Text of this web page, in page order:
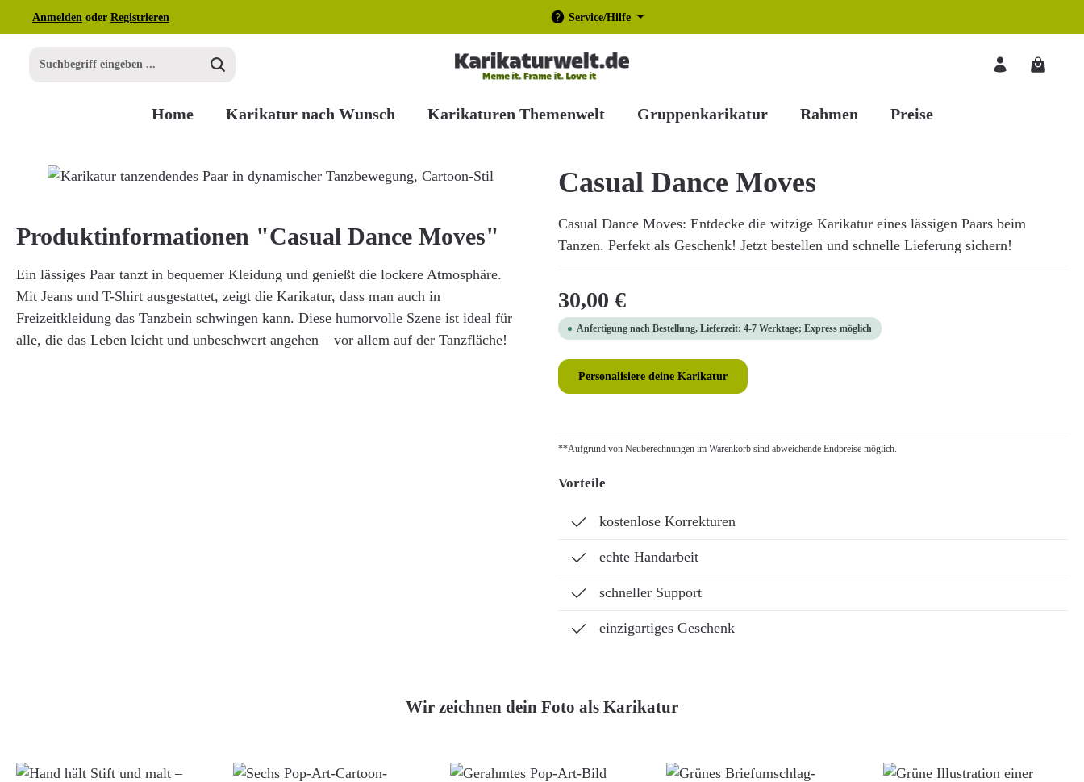
Hauptinhalt springen
Zur Suche springen
Zur Hauptnavigation springen
Anmelden oder Registrieren Service/Hilfe
Home Karikatur nach Wunsch Karikaturen Themenwelt Gruppenkarikatur Rahmen Preise
Bildergalerie überspringen Casual Dance Moves
Casual Dance Moves: Entdecke die witzige Karikatur eines lässigen Paars beim
Tanzen. Perfekt als Geschenk! Jetzt bestellen und schnelle Lieferung sichern!
Regulärer Preis:
30,00 €
Anfertigung nach Bestellung, Lieferzeit: 4-7 Werktage; Express möglich
Personalisiere deine Karikatur
**Aufgrund von Neuberechnungen im Warenkorb sind abweichende Endpreise möglich.
Vorteile
kostenlose Korrekturen
echte Handarbeit
schneller Support
einzigartiges Geschenk
Produktinformationen "Casual Dance Moves"
Ein lässiges Paar tanzt in bequemer Kleidung und genießt die lockere Atmosphäre.
Mit Jeans und T-Shirt ausgestattet, zeigt die Karikatur, dass man auch in
Freizeitkleidung das Tanzbein schwingen kann. Diese humorvolle Szene ist ideal für
alle, die das Leben leicht und unbeschwert angehen – vor allem auf der Tanzfläche!
Wir zeichnen dein Foto als Karikatur